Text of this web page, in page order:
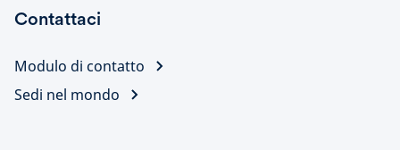
Contattaci
Modulo di contatto
Sedi nel mondo